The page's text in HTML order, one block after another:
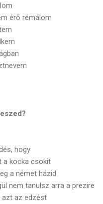
érő rémálom
hogy
a kocka csokit
a német házid
nem tanulsz arra a prezire
azt az edzést